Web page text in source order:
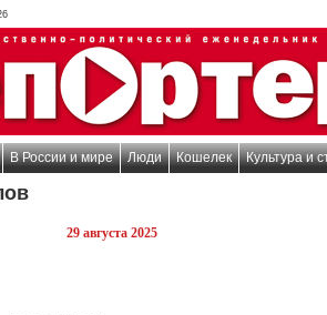
В России и мире Люди Кошелек Культура и
29 августа 2025